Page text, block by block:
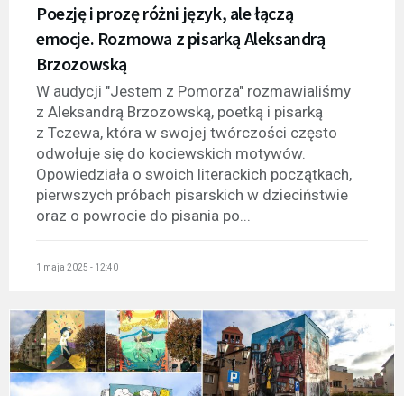
Poezję i prozę różni język, ale łączą
emocje. Rozmowa z pisarką Aleksandrą
Brzozowską
W audycji "Jestem z Pomorza" rozmawialiśmy
z Aleksandrą Brzozowską, poetką i pisarką
z Tczewa, która w swojej twórczości często
odwołuje się do kociewskich motywów.
Opowiedziała o swoich literackich początkach,
pierwszych próbach pisarskich w dzieciństwie
oraz o powrocie do pisania po...
1 maja 2025 - 12:40